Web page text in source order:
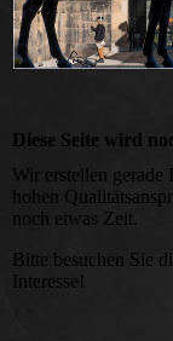
Diese Seite wird
Wir erstellen gerade
hohen
noch etwas Zeit.
Bitte besuchen Sie
Interesse!